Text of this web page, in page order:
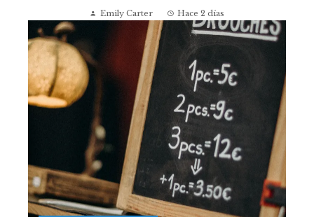
Emily Carter Hace 2 días